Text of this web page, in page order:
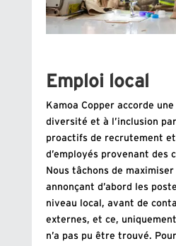
Emploi local
Kamoa Copper accorde
diversité et à l’inclusion
proactifs de recrutement
d’employés provenant des
Nous tâchons de maximiser
annonçant d’abord les
niveau local, avant de
externes, et ce,
n’a pas pu être trouvé.